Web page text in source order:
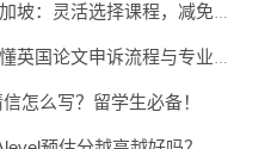
新加坡大学学分减免，留学新加坡：灵活选择课程，减免学分
英国论文挂科怎么办？一文看懂英国论文申诉流程与专业辅导对策！
怎么写？留学生必备！